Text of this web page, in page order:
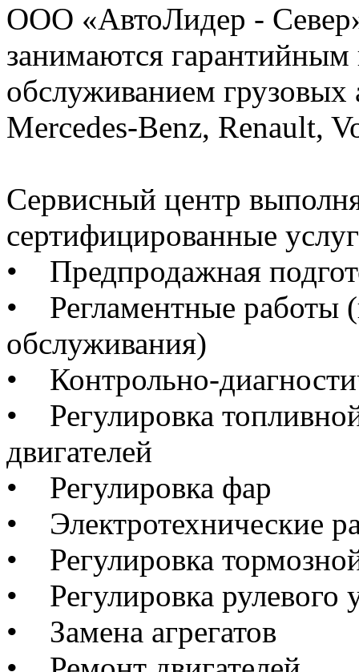
ООО «АвтоЛидер -
занимаются
обслуживанием
Mercedes-Benz, Renault,
Сервисный центр
сертифицированные
• Предпродажная
• Регламентные работы
обслуживания)
• Контрольно-
• Регулировка
двигателей
• Регулировка фар
• Электротехнические
• Регулировка
• Регулировка рулевого
• Замена агрегатов